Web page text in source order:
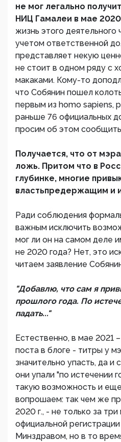
не мог легально
НИЦ Гамалеи в мае 2020
жизнь этого деятельного
учетом ответственной
представляет некую
не стоит в одном ряду с
макаками. Кому-то
что Собянин пошел
первым из homo sapiens,
раньше 76 официальных
просим об этом
Получается, что от
ложь. Притом что в
глубинке, многие
властьпредержащим и
Ради соблюдения
важным исключить
мог ли он на самом деле
не 2020 года? Нет, это
читаем заявление
"Добавлю, что сам я
прошлого года. По
падать..."
Естественно, в мае 2021
поста в блоге - титры у
значительно упасть, да и
они упали "по истечении
такую возможность и
вопрошаем: так чем же
2020 г., - не только за
официальной
Минздравом, но в то